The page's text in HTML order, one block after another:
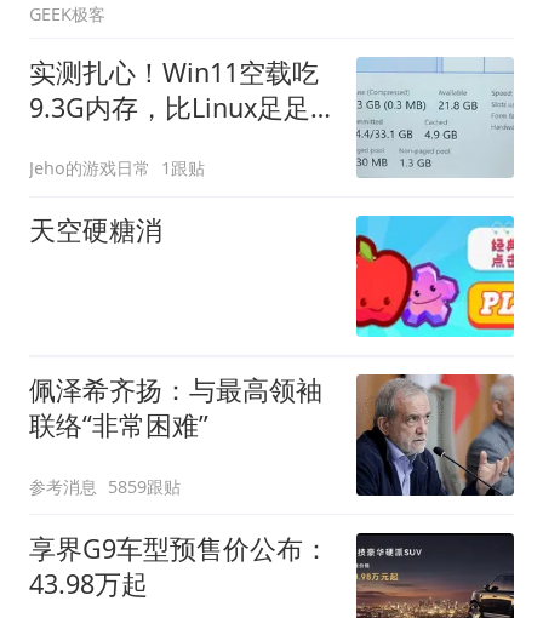
GEEK极客
实测扎心！Win11空载吃
9.3G内存，比Linux足足
Jeho的游戏日常 1跟贴
天空硬糖消
佩泽希齐扬：与最高领袖
联络“非常困难”
参考消息 5859跟贴
享界G9车型预售价公布：
43.98万起